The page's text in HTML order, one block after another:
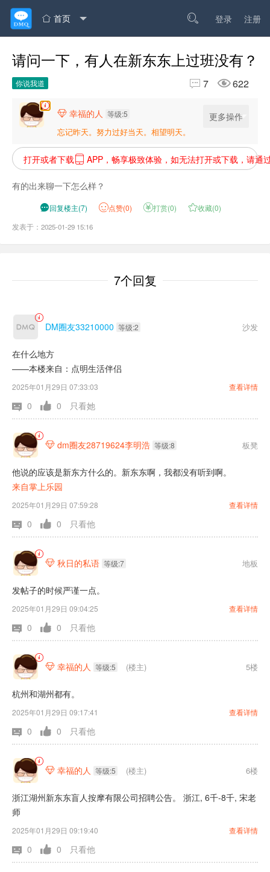
 首页  登录 注册
请问一下，有人在新东东上过班没有？
你说我道  7 622
 幸福的人 等级:5
忘记昨天。努力过好当天。相望明天。
更多操作
打开或者下载 APP，畅享极致体验，如无法打开或下载，请通
有的出来聊一下怎么样？
回复楼主(7) 点赞(0) 打赏(0) 收藏(0)
发表于：2025-01-29 15:16
7个回复
DM圈友33210000 等级:2 沙发
在什么地方
——本楼来自：点明生活伴侣
2025年01月29日 07:33:03 查看详情
0 0 只看她
 dm圈友28719624李明浩 等级:8 板凳
他说的应该是新东方什么的。新东东啊，我都没有听到啊。
来自掌上乐园
2025年01月29日 07:59:28 查看详情
0 0 只看他
 秋日的私语 等级:7 地板
发帖子的时候严谨一点。
2025年01月29日 09:04:25 查看详情
0 0 只看他
 幸福的人 等级:5 (楼主) 5楼
杭州和湖州都有。
2025年01月29日 09:17:41 查看详情
0 0 只看他
 幸福的人 等级:5 (楼主) 6楼
浙江湖州新东东盲人按摩有限公司招聘公告。 浙江, 6千-8千, 宋老
师
2025年01月29日 09:19:40 查看详情
0 0 只看他